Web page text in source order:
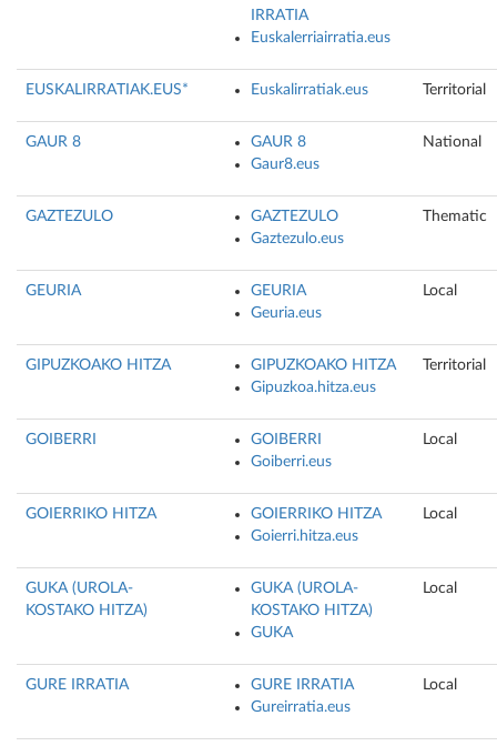
IRRATIA
Euskalerriairratia.eus
EUSKALIRRATIAK.EUS* Euskalirratiak.eus Territorial
GAUR 8
GAUR 8
Gaur8.eus
National
GAZTEZULO
GAZTEZULO
Gaztezulo.eus
Thematic
GEURIA
GEURIA
Geuria.eus
Local
GIPUZKOAKO HITZA
GIPUZKOAKO HITZA
Gipuzkoa.hitza.eus
Territorial
GOIBERRI
GOIBERRI
Goiberri.eus
Local
GOIERRIKO HITZA
GOIERRIKO HITZA
Goierri.hitza.eus
Local
GUKA (UROLA-
KOSTAKO HITZA)
GUKA (UROLA-
KOSTAKO HITZA)
GUKA
Local
GURE IRRATIA
GURE IRRATIA
Gureirratia.eus
Local